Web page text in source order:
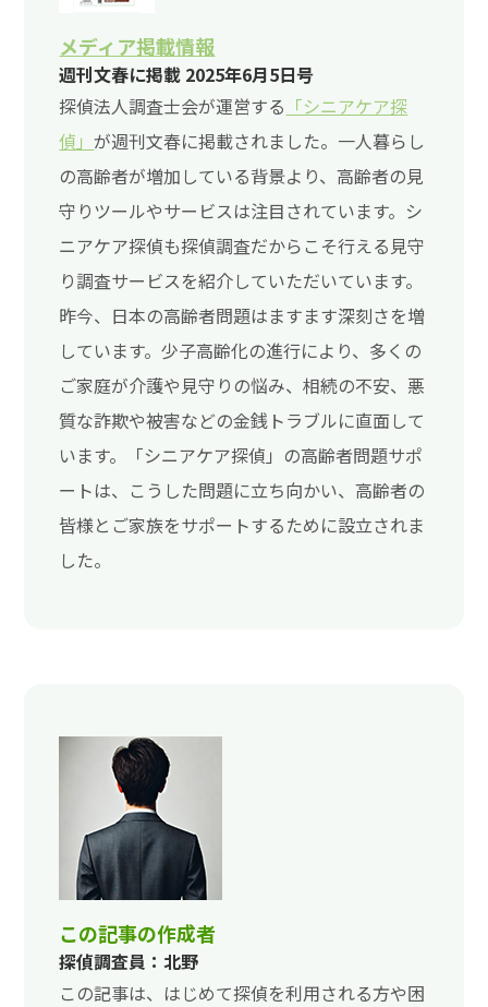
メディア掲載情報
週刊文春に掲載 2025年6月5日号
探偵法人調査士会が運営する 「シニアケア探
偵」が週刊文春に掲載されました。一人暮らし
の高齢者が増加している背景より、高齢者の見
守りツールやサービスは注目されています。シ
ニアケア探偵も探偵調査だからこそ行える見守
り調査サービスを紹介していただいています。
昨今、日本の高齢者問題はますます深刻さを増
しています。少子高齢化の進行により、多くの
ご家庭が介護や見守りの悩み、相続の不安、悪
質な詐欺や被害などの金銭トラブルに直面して
います。「シニアケア探偵」の高齢者問題サポ
ートは、こうした問題に立ち向かい、高齢者の
皆様とご家族をサポートするために設立されま
した。
この記事の作成者
探偵調査員：北野
この記事は、はじめて探偵を利用される方や困